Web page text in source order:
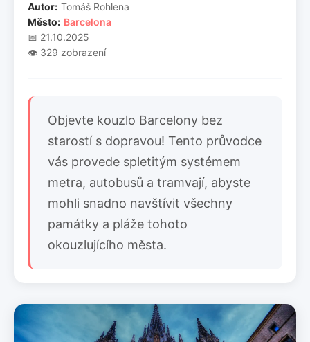
Autor: Tomáš Rohlena
Město: Barcelona
📅 21.10.2025
👁️ 329 zobrazení
Objevte kouzlo Barcelony bez
starostí s dopravou! Tento průvodce
vás provede spletitým systémem
metra, autobusů a tramvají, abyste
mohli snadno navštívit všechny
památky a pláže tohoto
okouzlujícího města.